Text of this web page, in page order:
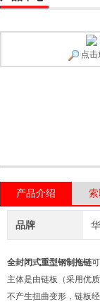
点击
产品介绍
品牌
全封闭式重型钢制拖链
主体是由链板（采用优
不产生扭曲变形，链板